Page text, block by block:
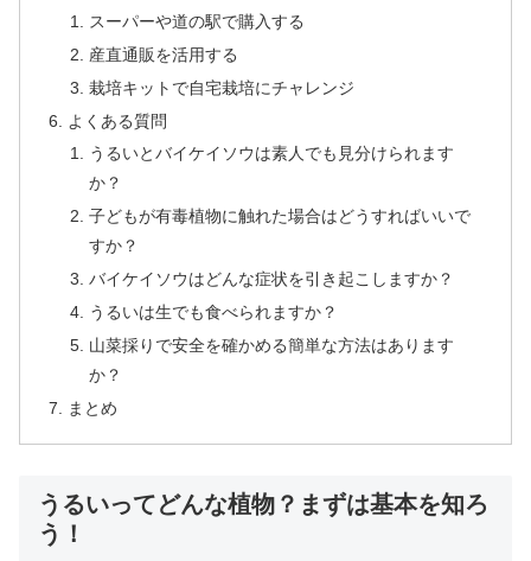
スーパーや道の駅で購入する
産直通販を活用する
栽培キットで自宅栽培にチャレンジ
よくある質問
うるいとバイケイソウは素人でも見分けられます
か？
子どもが有毒植物に触れた場合はどうすればいいで
すか？
バイケイソウはどんな症状を引き起こしますか？
うるいは生でも食べられますか？
山菜採りで安全を確かめる簡単な方法はあります
か？
まとめ
うるいってどんな植物？まずは基本を知ろ
う！